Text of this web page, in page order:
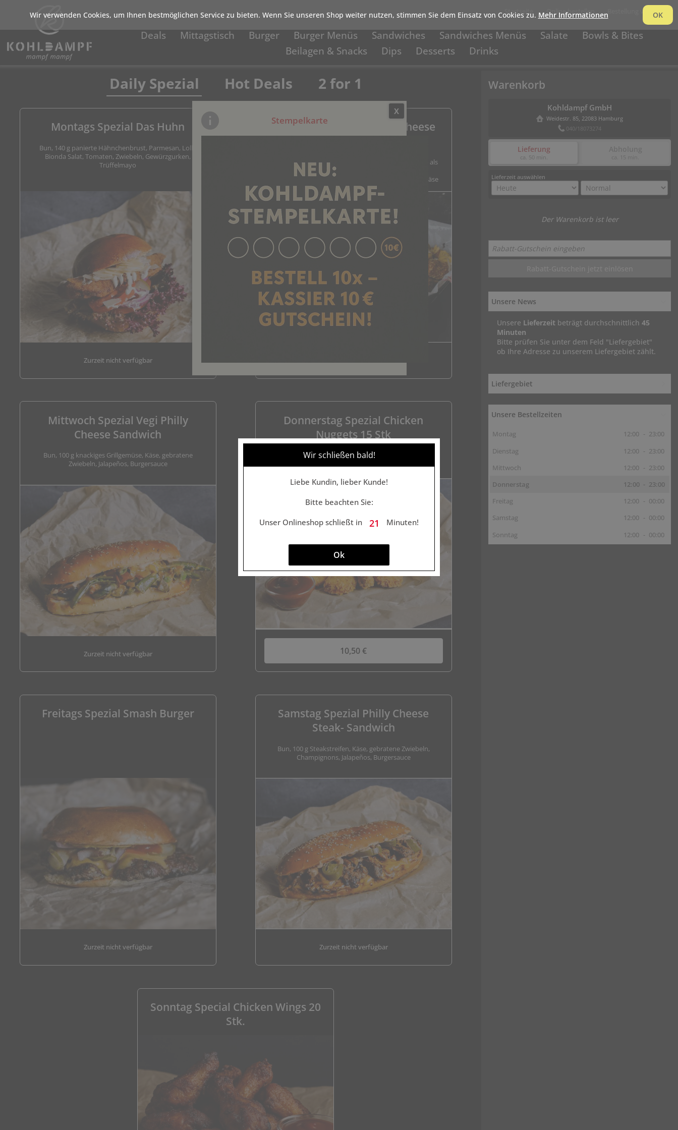
X
Stempelkarte
Wir schließen bald!
Liebe Kundin, lieber Kunde!
Bitte beachten Sie:
Unser Onlineshop schließt in
21 Minuten!
Ok
Startseite Online bestellen Bestellung verfolgen
Deals Mittagstisch Burger Burger Menüs Sandwiches Sandwiches Menüs Salate
Bowls & Bites
Beilagen & Snacks
Dips Desserts Drinks
Daily Spezial Hot Deals 2 for 1
Montags Spezial Das Huhn
Bun, 140 g panierte Hähnchenbrust, Parmesan, Lollo
Bionda Salat, Tomaten, Zwiebeln, Gewürzgurken,
Trüffelmayo
Zurzeit nicht verfügbar
Dienstag Spezial Chicken Cheese
Chicken Nuggets mit Cornflakespanade, Skin on Fries als
Grundlage, Gegrillte Champignons und Zwiebeln,
Burgersauce, Cheese Dip, Geriebener Mozarelle Mix-Käse
Mittwoch Spezial Vegi Philly
Cheese Sandwich
Bun, 100 g knackiges Grillgemüse, Käse, gebratene
Zwiebeln, Jalapeños, Burgersauce
Zurzeit nicht verfügbar
Donnerstag Spezial Chicken
Nuggets 15 Stk
10,50 €
Freitags Spezial Smash Burger
Zurzeit nicht verfügbar
Samstag Spezial Philly Cheese
Steak- Sandwich
Bun, 100 g Steakstreifen, Käse, gebratene Zwiebeln,
Champignons, Jalapeños, Burgersauce
Zurzeit nicht verfügbar
Sonntag Special Chicken Wings 20
Stk.
Warenkorb
Kohldampf GmbH
Weidestr. 85, 22083 Hamburg
Lieferung
ca. 50 min.
Lieferzeit auswählen
Der Warenkorb ist leer
Unsere News
Unsere Lieferzeitbeträgt durchschnittlich 45
Minuten
Bitte prüfen Sie unter dem Feld "Liefergebiet"
ob Ihre Adresse zu unserem Liefergebiet zählt.
Liefergebiet
Unsere Bestellzeiten
Montag 12:00 - 23:00
Dienstag
12:00 - 23:00
Mittwoch
12:00 - 23:00
Donnerstag
12:00 - 23:00
Freitag
12:00 - 00:00
Samstag
12:00 - 00:00
Sonntag
12:00 - 00:00
Wir verwenden Cookies, um Ihnen bestmöglichen Service zu bieten. Wenn Sie unseren Shop weiter nutzen, stimmen Sie dem Einsatz von Cookies zu. Mehr Informationen OK